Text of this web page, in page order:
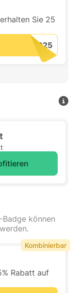
Sie 25
können
Rabatt auf
Kombinierbar